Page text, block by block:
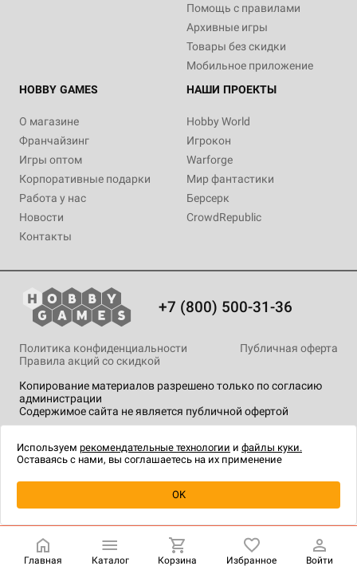
Уведомить о наличии
Помощь с правилами
Архивные игры
Товары без скидки
Мобильное приложение
HOBBY GAMES
О магазине
Франчайзинг
Игры оптом
Корпоративные подарки
Работа у нас
Новости
Контакты
НАШИ ПРОЕКТЫ
Hobby World
Игрокон
Warforge
Мир фантастики
Берсерк
CrowdRepublic
+7 (800) 500-31-36
Копирование материалов разрешено только по согласию
администрации
Содержимое сайта не является публичной офертой
Политика конфиденциальности
Публичная оферта
Правила акций со скидкой
технологии.
Главная Каталог Корзина Избранное Войти
Используем рекомендательные технологии и файлы куки.
Оставаясь с нами, вы соглашаетесь на их применение
OK